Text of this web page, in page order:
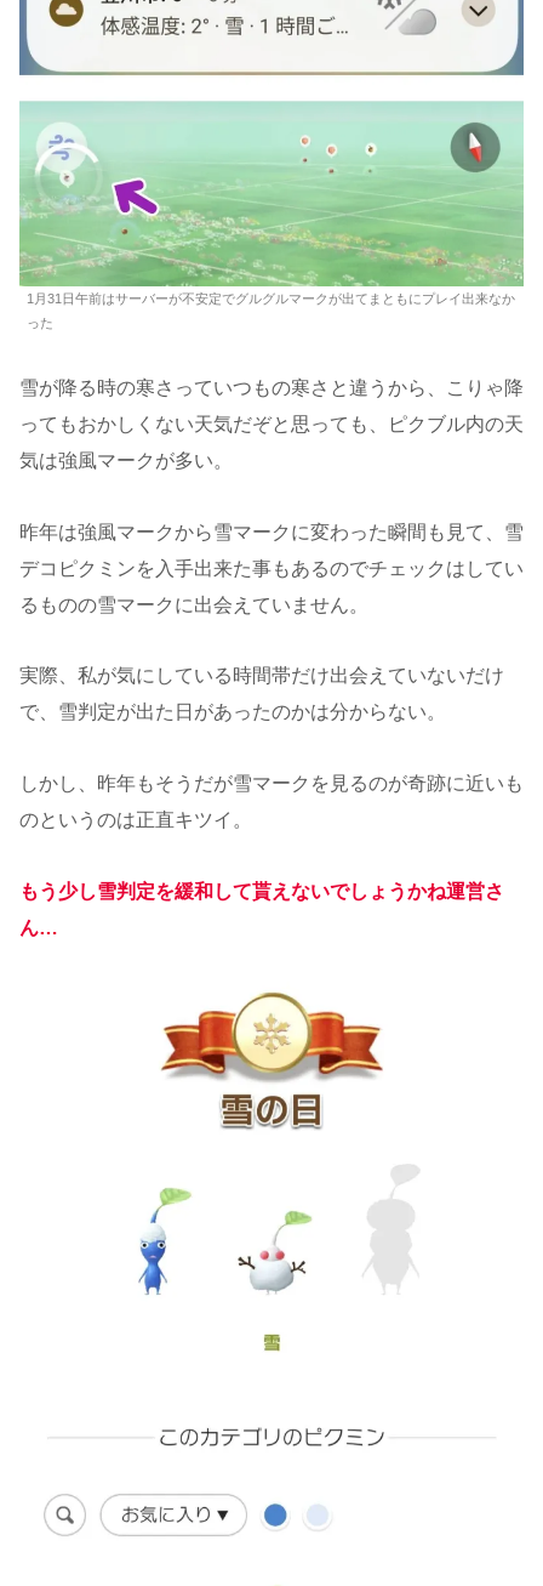
1月31日午前はサーバーが不安定でグルグルマークが出てまともにプレイ出来なか
った
雪が降る時の寒さっていつもの寒さと違うから、こりゃ降
ってもおかしくない天気だぞと思っても、ピクブル内の天
気は強風マークが多い。
昨年は強風マークから雪マークに変わった瞬間も見て、雪
デコピクミンを入手出来た事もあるのでチェックはしてい
るものの雪マークに出会えていません。
実際、私が気にしている時間帯だけ出会えていないだけ
で、雪判定が出た日があったのかは分からない。
しかし、昨年もそうだが雪マークを見るのが奇跡に近いも
のというのは正直キツイ。
もう少し雪判定を緩和して貰えないでしょうかね運営さ
ん…